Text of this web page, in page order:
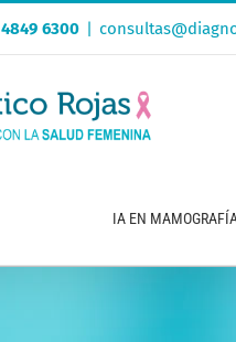
4849 6300 |
IA EN